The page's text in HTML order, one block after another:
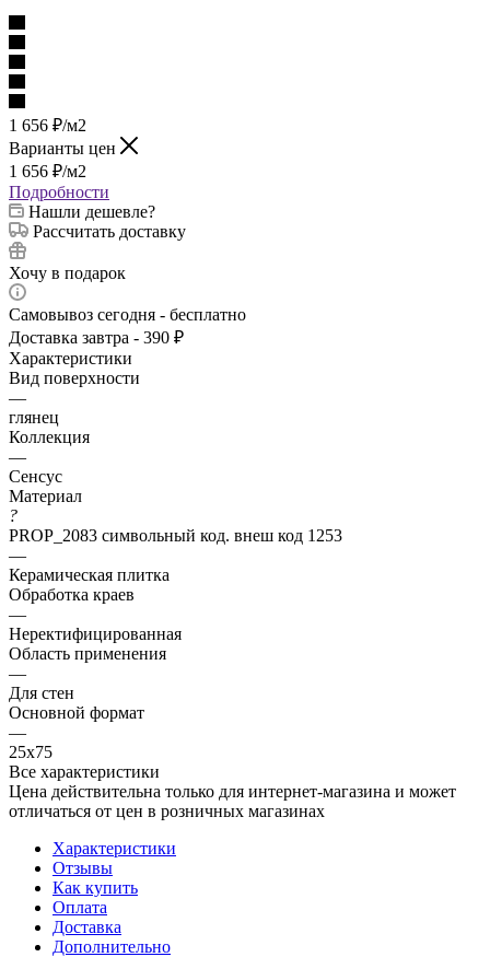
1 656 ₽/м2
Варианты цен
1 656 ₽/м2
Подробности
Нашли дешевле?
Рассчитать доставку
Хочу в подарок
Самовывоз сегодня - бесплатно
Доставка завтра - 390 ₽
Характеристики
Вид поверхности
—
глянец
Коллекция
—
Сенсус
Материал
?
PROP_2083 символьный код. внеш код 1253
—
Керамическая плитка
Обработка краев
—
Неректифицированная
Область применения
—
Для стен
Основной формат
—
25х75
Все характеристики
Цена действительна только для интернет-магазина и может
отличаться от цен в розничных магазинах
Характеристики
Отзывы
Как купить
Оплата
Доставка
Дополнительно